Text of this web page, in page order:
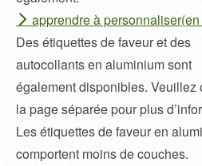
apprendre à
Des étiquettes de faveur et des
autocollants en aluminium sont
également disponibles. Veuillez
la page séparée pour plus
Les étiquettes de faveur en
comportent moins de couches.